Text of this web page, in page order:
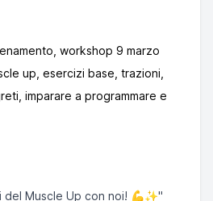
workshop 9 marzo
up, esercizi base, trazioni,
imparare a programmare e
Muscle Up con noi! 💪✨"